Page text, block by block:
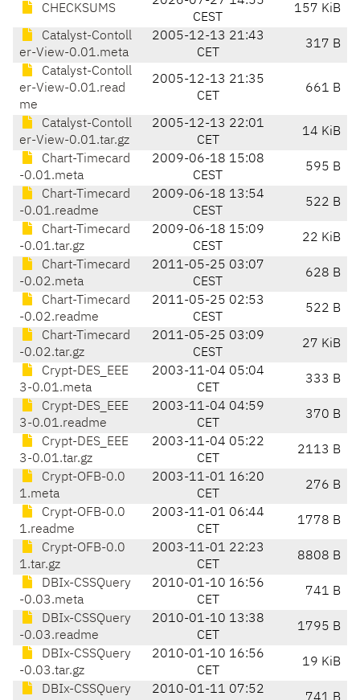
CHECKSUMS
CEST
157 KiB
Catalyst-Contoll
er-View-0.01.meta
2005-12-13 21:43
CET
317 B
Catalyst-Contoll
er-View-0.01.read
me
2005-12-13 21:35
CET
661 B
Catalyst-Contoll
er-View-0.01.tar.gz
2005-12-13 22:01
CET
14 KiB
Chart-Timecard
-0.01.meta
2009-06-18 15:08
CEST
595 B
Chart-Timecard
-0.01.readme
2009-06-18 13:54
CEST
522 B
Chart-Timecard
-0.01.tar.gz
2009-06-18 15:09
CEST
22 KiB
Chart-Timecard
-0.02.meta
2011-05-25 03:07
CEST
628 B
Chart-Timecard
-0.02.readme
2011-05-25 02:53
CEST
522 B
Chart-Timecard
-0.02.tar.gz
2011-05-25 03:09
CEST
27 KiB
Crypt-DES_EEE
3-0.01.meta
2003-11-04 05:04
CET
333 B
Crypt-DES_EEE
3-0.01.readme
2003-11-04 04:59
CET
370 B
Crypt-DES_EEE
3-0.01.tar.gz
2003-11-04 05:22
CET
2113 B
Crypt-OFB-0.0
1.meta
2003-11-01 16:20
CET
276 B
Crypt-OFB-0.0
1.readme
2003-11-01 06:44
CET
1778 B
Crypt-OFB-0.0
1.tar.gz
2003-11-01 22:23
CET
8808 B
DBIx-CSSQuery
-0.03.meta
2010-01-10 16:56
CET
741 B
DBIx-CSSQuery
-0.03.readme
2010-01-10 13:38
CET
1795 B
DBIx-CSSQuery
-0.03.tar.gz
2010-01-10 16:56
CET
19 KiB
DBIx-CSSQuery 2010-01-11 07:52